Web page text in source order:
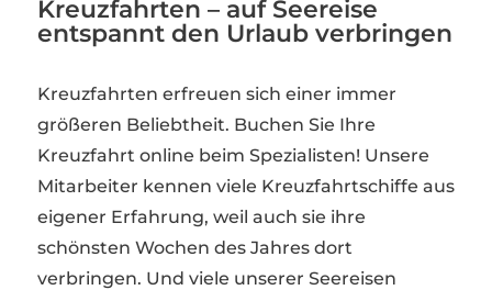
Kreuzfahrten – auf Seereise
entspannt den Urlaub verbringen
Kreuzfahrten erfreuen sich einer immer
größeren Beliebtheit. Buchen Sie Ihre
Kreuzfahrt online beim Spezialisten! Unsere
Mitarbeiter kennen viele Kreuzfahrtschiffe aus
eigener Erfahrung, weil auch sie ihre
schönsten Wochen des Jahres dort
verbringen. Und viele unserer Seereisen